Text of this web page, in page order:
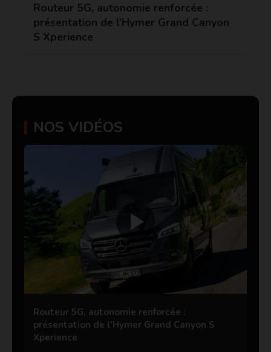
Routeur 5G, autonomie renforcée :
présentation de l’Hymer Grand Canyon
S Xperience
NOS VIDÉOS
Routeur 5G, autonomie renforcée :
présentation de l’Hymer Grand Canyon S
Xperience